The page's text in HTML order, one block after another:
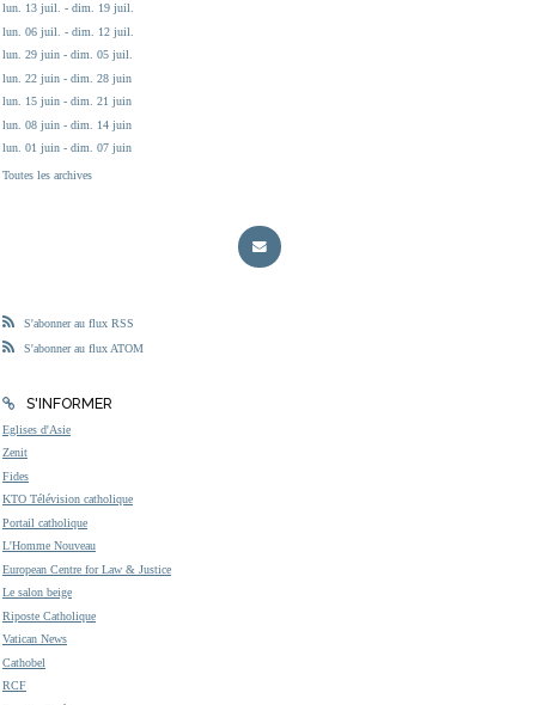
lun. 13 juil. - dim. 19 juil.
lun. 06 juil. - dim. 12 juil.
lun. 29 juin - dim. 05 juil.
lun. 22 juin - dim. 28 juin
lun. 15 juin - dim. 21 juin
lun. 08 juin - dim. 14 juin
lun. 01 juin - dim. 07 juin
Toutes les archives
S'abonner au flux RSS
S'abonner au flux ATOM
S'INFORMER
Eglises d'Asie
Zenit
Fides
KTO Télévision catholique
Portail catholique
L'Homme Nouveau
European Centre for Law & Justice
Le salon beige
Riposte Catholique
Vatican News
Cathobel
RCF